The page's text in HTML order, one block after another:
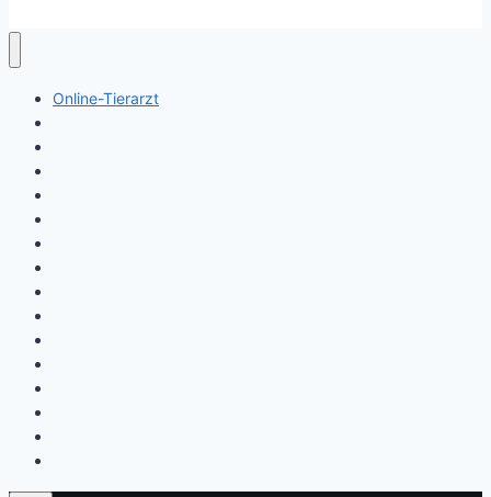
Online-Tierarzt